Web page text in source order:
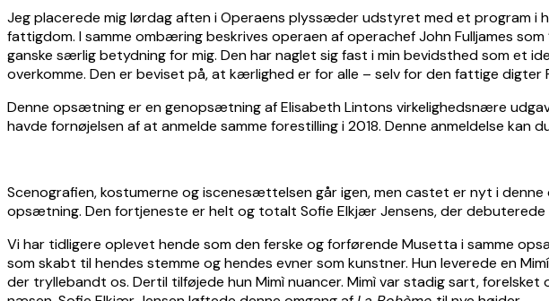
Jeg placerede mig lørdag aften i Operaens plyssæder udstyret med et program
fattigdom. I samme ombæring beskrives operaen af operachef John Fulljames som
ganske særlig betydning for mig. Den har naglet sig fast i min bevidsthed som
overkomme. Den er beviset på, at kærlighed er for alle – selv for den fattige
Denne opsætning er en genopsætning af Elisabeth Lintons virkelighedsnære
havde fornøjelsen af at anmelde samme forestilling i 2018. Denne anmeldelse kan
Scenografien, kostumerne og iscenesættelsen går igen, men castet er nyt i denne
opsætning. Den fortjeneste er helt og totalt Sofie Elkjær Jensens, der debuterede
Vi har tidligere oplevet hende som den ferske og forførende Musetta i samme
som skabt til hendes stemme og hendes evner som kunstner. Hun leverede en
der tryllebandt os. Dertil tilføjede hun Mimì nuancer. Mimì var stadig sart,